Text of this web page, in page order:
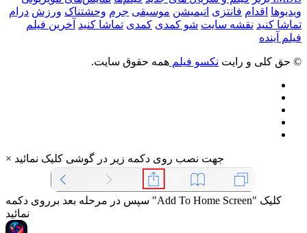
ویدیوها اقدام فانتزی انیمیشن موسیقی جرم وحشتناک ورزش درام
تماشا کنید نقشه سایت شو کمدی کمدی تماشا کنید آخرین فیلم
فیلم آینده
© حق کلی و رایت نکسو فیلم همه حقوق سایت.
× جهت نصب روی دکمه زیر در گوشی کلیک نمائید
سپس در مرحله بعد برروی دکمه "Add To Home Screen" کلیک
نمائید